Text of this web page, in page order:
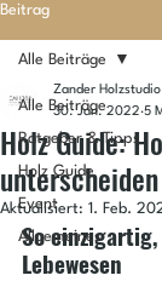
Beitrag
Alle Beiträge
Ratgeber & Tipps
Holz Guide
Event
Allgemeines
Alle Beiträge
Holz Guide:
unterscheiden
Zander Holzstudio
30. Jan. 2022 5
Aktualisiert: 1. Feb.
So
Lebewesen